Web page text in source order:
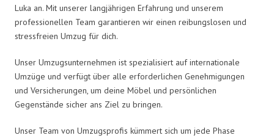
Luka an. Mit unserer langjährigen Erfahrung und unserem
professionellen Team garantieren wir einen reibungslosen und
stressfreien Umzug für dich.
Unser Umzugsunternehmen ist spezialisiert auf internationale
Umzüge und verfügt über alle erforderlichen Genehmigungen
und Versicherungen, um deine Möbel und persönlichen
Gegenstände sicher ans Ziel zu bringen.
Unser Team von Umzugsprofis kümmert sich um jede Phase